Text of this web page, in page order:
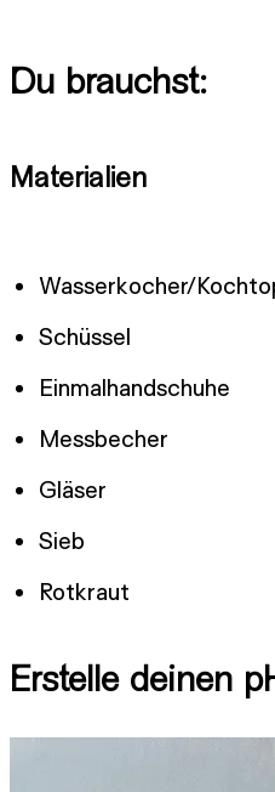
Du brauchst:
Materialien
Wasserkocher/
Schüssel
Einmalhandschuhe
Messbecher
Gläser
Sieb
Rotkraut
Erstelle deinen